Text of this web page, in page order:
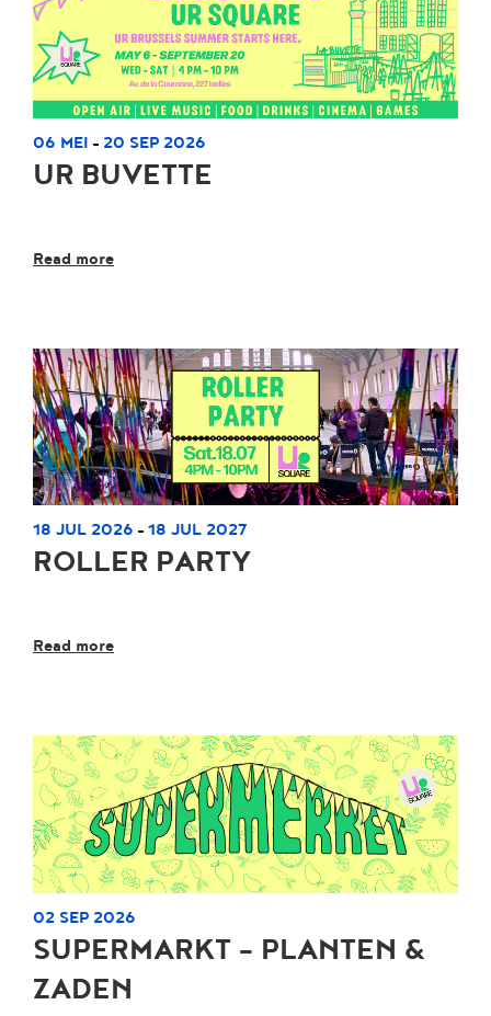
06 MEI - 20 SEP 2026
UR BUVETTE
Read more
18 JUL 2026 - 18 JUL 2027
ROLLER PARTY
Read more
02 SEP 2026
SUPERMARKT - PLANTEN &
ZADEN